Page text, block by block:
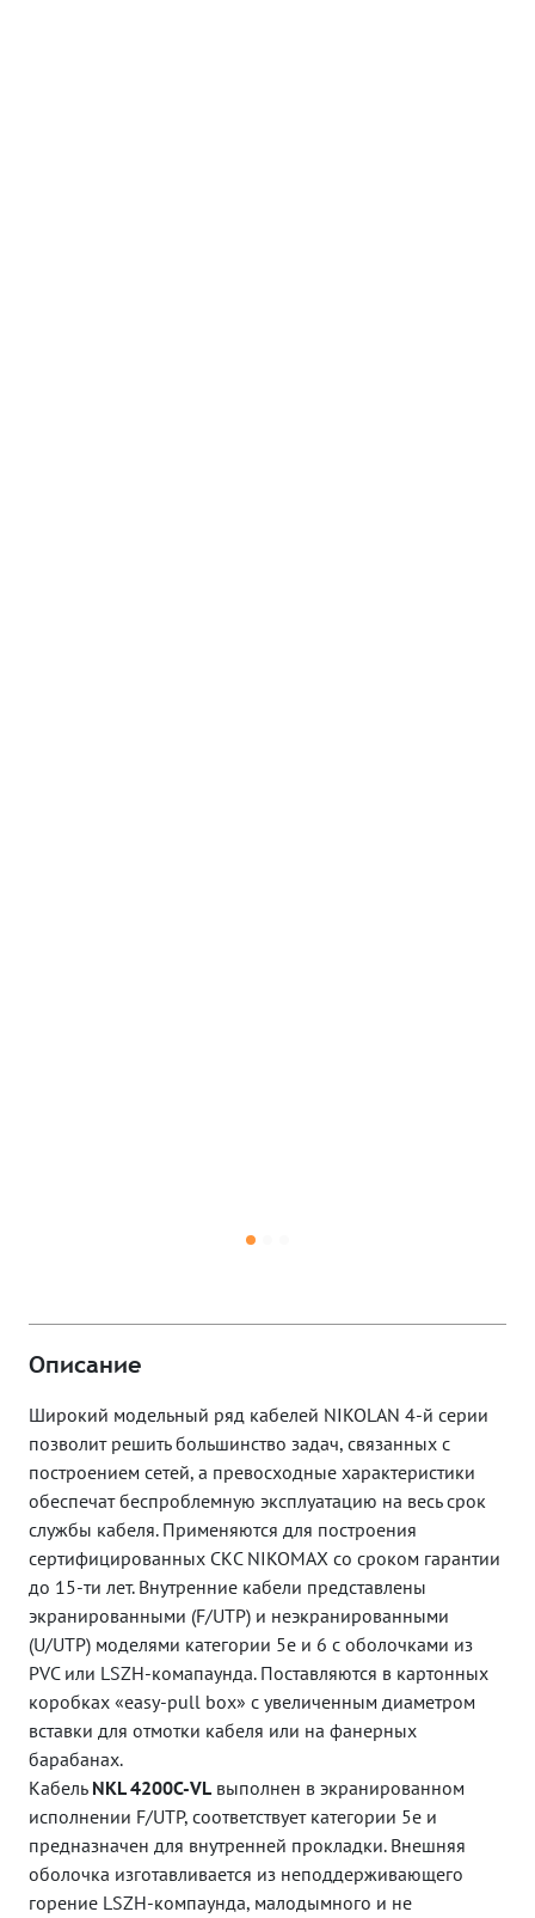
Описание
Широкий модельный ряд кабелей NIKOLAN 4-й серии
позволит решить большинство задач, связанных с
построением сетей, а превосходные характеристики
обеспечат беспроблемную эксплуатацию на весь срок
службы кабеля. Применяются для построения
сертифицированных СКС NIKOMAX со сроком гарантии
до 15-ти лет. Внутренние кабели представлены
экранированными (F/UTP) и неэкранированными
(U/UTP) моделями категории 5е и 6 с оболочками из
PVC или LSZH-комапаунда. Поставляются в картонных
коробках «easy-pull box» с увеличенным диаметром
вставки для отмотки кабеля или на фанерных
барабанах.
Кабель NKL 4200C-VL выполнен в экранированном
исполнении F/UTP, соответствует категории 5e и
предназначен для внутренней прокладки. Внешняя
оболочка изготавливается из неподдерживающего
горение LSZH-компаунда, малодымного и не